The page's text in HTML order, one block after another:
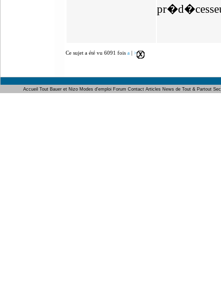
Ce sujet a été vu 6091 fois a | >
Accueil Tout Bauer et Nizo Modes d'emploi Forum Contact Articles News de Tout & Partout